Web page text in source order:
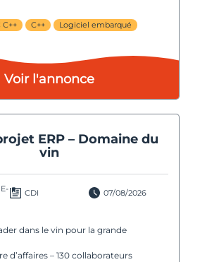
C++ C++ Logiciel embarqué
Voir l'annonce
ERP – Domaine du
vin
CDI 07/08/2026
dans le vin pour la grande
d’affaires – 130 collaborateurs